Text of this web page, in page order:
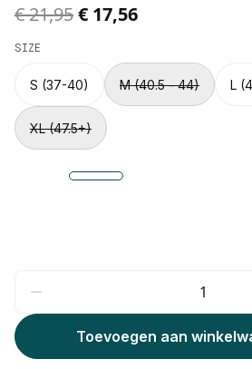
Original price was € 21,95.
€ 21,95Current price is €
€ 17,56
SIZE
S (37-40) M (40.5 - 44) L
XL (47.5+)
Toevoegen aan